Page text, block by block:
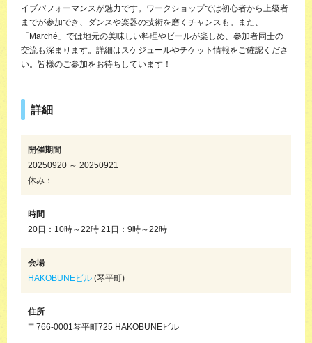
イブパフォーマンスが魅力です。ワークショップでは初心者から上級者
までが参加でき、ダンスや楽器の技術を磨くチャンスも。また、
「Marché」では地元の美味しい料理やビールが楽しめ、参加者同士の
交流も深まります。詳細はスケジュールやチケット情報をご確認くださ
い。皆様のご参加をお待ちしています！
詳細
開催期間
20250920 ～ 20250921
休み： －
時間
20日：10時～22時 21日：9時～22時
会場
HAKOBUNEビル (琴平町)
住所
〒766-0001琴平町725 HAKOBUNEビル